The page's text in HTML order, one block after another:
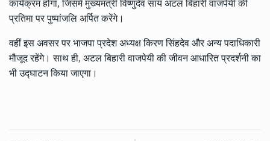
कार्यक्रम होगा, जिसमें मुख्यमंत्री विष्णुदेव साय अटल बिहारी वाजपेयी की
प्रतिमा पर पुष्पांजलि अर्पित करेंगे।
वहीं इस अवसर पर भाजपा प्रदेश अध्यक्ष किरण सिंहदेव और अन्य पदाधिकारी
मौजूद रहेंगे। साथ ही, अटल बिहारी वाजपेयी की जीवन आधारित प्रदर्शनी का
भी उद्घाटन किया जाएगा।